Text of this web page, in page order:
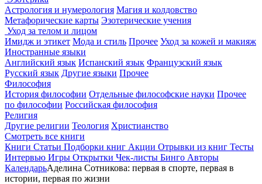
Астрология и нумерология Магия и колдовство
Метафорические карты Эзотерические учения
Уход за телом и лицом
Имидж и этикет Мода и стиль Прочее Уход за кожей и макияж
Иностранные языки
Английский язык Испанский язык Французский язык
Русский язык Другие языки Прочее
Философия
История философии Отдельные философские науки Прочее
по философии Российская философия
Религия
Другие религии Теология Христианство
Смотреть все книги
Книги Статьи Подборки книг Акции Отрывки из книг Тесты
Интервью Игры Открытки Чек-листы Бинго Авторы
КалендарьАделина Сотникова: первая в спорте, первая в
истории, первая по жизни